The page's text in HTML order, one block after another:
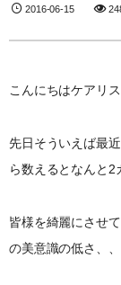
2016-06-15
こんにちはケアリ
先日そういえば最
ら数えるとなんと2
皆様を綺麗にさせ
の美意識の低さ、、